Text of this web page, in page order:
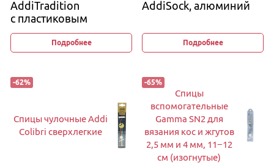
AddiTradition
с пластиковым
наконечником, 2 шт
Подробнее
AddiSock, алюминий
Подробнее
-62%
Спицы чулочные Addi
Colibri сверхлегкие
-65%
Спицы
вспомогательные
Gamma SN2 для
вязания кос и жгутов
2,5 мм и 4 мм, 11−12
см (изогнутые)